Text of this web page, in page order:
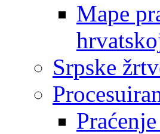
Mape
Srpske